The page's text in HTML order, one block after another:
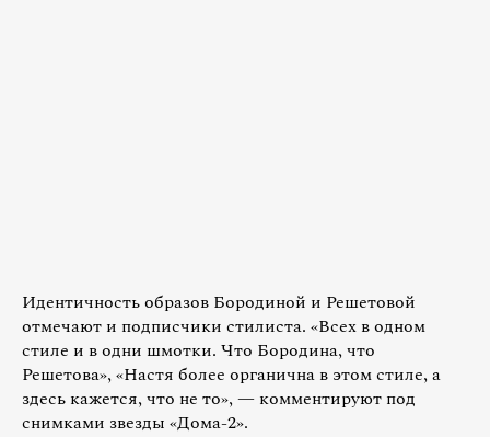
Идентичность образов Бородиной и Решетовой
отмечают и подписчики стилиста. «Всех в одном
стиле и в одни шмотки. Что Бородина, что
Решетова», «Настя более органична в этом стиле, а
здесь кажется, что не то», — комментируют под
снимками звезды «Дома-2».